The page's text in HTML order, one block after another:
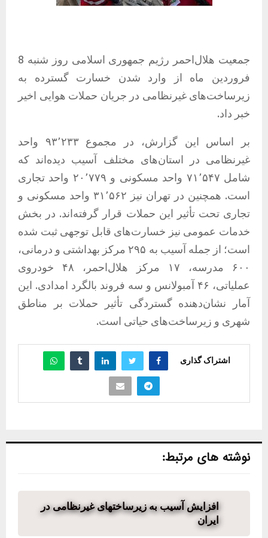
جمعیت هلال‌احمر رژیم جمهوری اسلامی روز شنبه 8
فروردین ماه از وارد شدن خسارت گسترده به
زیرساخت‌های غیرنظامی در جریان حملات هوایی اخیر
خبر داد.
بر اساس این گزارش، در مجموع ۹۳٬۲۳۳ واحد
غیرنظامی در استان‌های مختلف آسیب دیده‌اند که
شامل ۷۱٬۵۴۷ واحد مسکونی و ۲۰٬۷۷۹ واحد تجاری
است. همچنین در تهران نیز ۳۱٬۵۶۲ واحد مسکونی و
تجاری تحت تأثیر این حملات قرار گرفته‌اند. در بخش
خدمات عمومی نیز خسارت‌های قابل توجهی ثبت شده
است؛ از جمله آسیب به ۲۹۵ مرکز بهداشتی و درمانی،
۶۰۰ مدرسه، ۱۷ مرکز هلال‌احمر، ۴۸ خودروی
عملیاتی، ۴۶ آمبولانس و سه فروند بالگرد امدادی. این
آمار نشان‌دهنده گستردگی تأثیر حملات بر مناطق
شهری و زیرساخت‌های حیاتی است.
اشتراک گذاری
نوشته های مرتبط:
افزایش آسیب به زیرساختهای غیرنظامی در
ایران